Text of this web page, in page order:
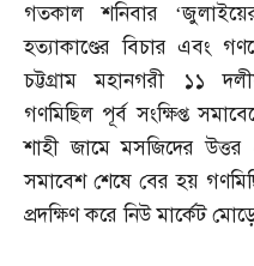
গতকাল শনিবার
হত্যাকাণ্ডের বিচার এবং
চট্টগ্রাম মহানগরী ১১
গণমিছিল পূর্ব সংক্ষিপ্ত
শাহী জামে মসজিদের
সমাবেশ শেষে বের হয়
প্রদক্ষিণ করে নিউ মার্কেট